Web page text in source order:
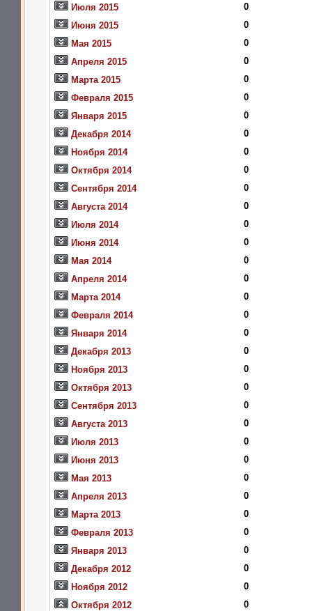
Июля 2015
0
Июня 2015
0
Мая 2015
0
Апреля 2015
0
Марта 2015
0
Февраля 2015
0
Января 2015
0
Декабря 2014
0
Ноября 2014
0
Октября 2014
0
Сентября 2014
0
Августа 2014
0
Июля 2014
0
Июня 2014
0
Мая 2014
0
Апреля 2014
0
Марта 2014
0
Февраля 2014
0
Января 2014
0
Декабря 2013
0
Ноября 2013
0
Октября 2013
0
Сентября 2013
0
Августа 2013
0
Июля 2013
0
Июня 2013
0
Мая 2013
0
Апреля 2013
0
Марта 2013
0
Февраля 2013
0
Января 2013
0
Декабря 2012
0
Ноября 2012
0
Октября 2012
0